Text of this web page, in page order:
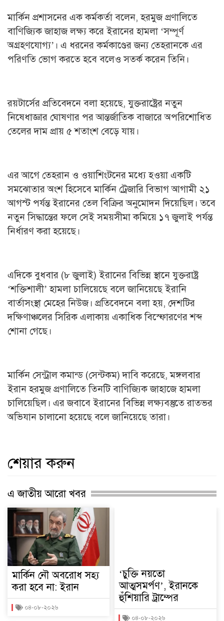
মার্কিন প্রশাসনের এক কর্মকর্তা বলেন, হরমুজ প্রণালিতে
বাণিজ্যিক জাহাজ লক্ষ্য করে ইরানের হামলা ‘সম্পূর্ণ
অগ্রহণযোগ্য’। এ ধরনের কর্মকাণ্ডের জন্য তেহরানকে এর
পরিণতি ভোগ করতে হবে বলেও সতর্ক করেন তিনি।
রয়টার্সের প্রতিবেদনে বলা হয়েছে, যুক্তরাষ্ট্রের নতুন
নিষেধাজ্ঞার ঘোষণার পর আন্তর্জাতিক বাজারে অপরিশোধিত
তেলের দাম প্রায় ৫ শতাংশ বেড়ে যায়।
এর আগে তেহরান ও ওয়াশিংটনের মধ্যে হওয়া একটি
সমঝোতার অংশ হিসেবে মার্কিন ট্রেজারি বিভাগ আগামী ২১
আগস্ট পর্যন্ত ইরানের তেল বিক্রির অনুমোদন দিয়েছিল। তবে
নতুন সিদ্ধান্তের ফলে সেই সময়সীমা কমিয়ে ১৭ জুলাই পর্যন্ত
নির্ধারণ করা হয়েছে।
এদিকে বুধবার (৮ জুলাই) ইরানের বিভিন্ন স্থানে যুক্তরাষ্ট্র
‘শক্তিশালী’ হামলা চালিয়েছে বলে জানিয়েছে ইরানি
বার্তাসংস্থা মেহের নিউজ। প্রতিবেদনে বলা হয়, দেশটির
দক্ষিণাঞ্চলের সিরিক এলাকায় একাধিক বিস্ফোরণের শব্দ
শোনা গেছে।
মার্কিন সেন্ট্রাল কমান্ড (সেন্টকম) দাবি করেছে, মঙ্গলবার
ইরান হরমুজ প্রণালিতে তিনটি বাণিজ্যিক জাহাজে হামলা
চালিয়েছিল। এর জবাবে ইরানের বিভিন্ন লক্ষ্যবস্তুতে রাতভর
অভিযান চালানো হয়েছে বলে জানিয়েছে তারা।
শেয়ার করুন
এ জাতীয় আরো খবর
মার্কিন নৌ অবরোধ সহ্য
করা হবে না: ইরান
০৪-০৮-২০২৬
‘চুক্তি নয়তো
আত্মসমর্পণ’, ইরানকে
হুঁশিয়ারি ট্রাম্পের
০৪-০৮-২০২৬